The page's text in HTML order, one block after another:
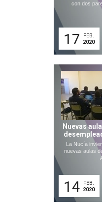
con dos
17
FEB.
2020
Nuevas
La Nucía
nuevas aulas
14
FEB.
2020